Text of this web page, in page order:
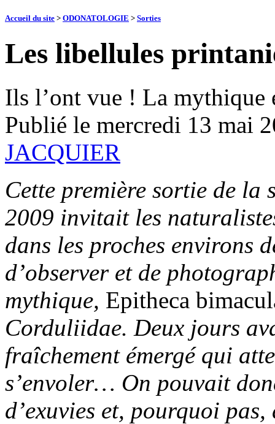
Accueil du site > ODONATOLOGIE > Sorties
Les libellules
Ils l’ont vue ! La mythique
Publié le mercredi 13 mai
JACQUIER
Cette première sortie de la
2009 invitait les
dans les proches environs
d’observer et de
mythique, Epitheca
Corduliidae. Deux jours
fraîchement émergé qui
s’envoler… On pouvait
d’exuvies et, pourquoi